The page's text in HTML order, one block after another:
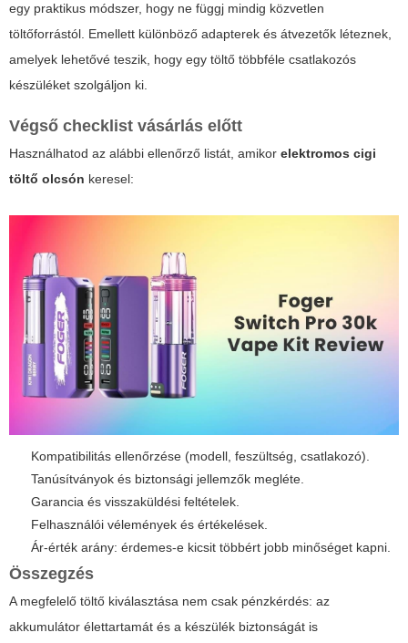
egy praktikus módszer, hogy ne függj mindig közvetlen
töltőforrástól. Emellett különböző adapterek és átvezetők léteznek,
amelyek lehetővé teszik, hogy egy töltő többféle csatlakozós
készüléket szolgáljon ki.
Végső checklist vásárlás előtt
Használhatod az alábbi ellenőrző listát, amikor elektromos cigi
töltő olcsón keresel:
Kompatibilitás ellenőrzése (modell, feszültség, csatlakozó).
Tanúsítványok és biztonsági jellemzők megléte.
Garancia és visszaküldési feltételek.
Felhasználói vélemények és értékelések.
Ár-érték arány: érdemes-e kicsit többért jobb minőséget kapni.
Összegzés
A megfelelő töltő kiválasztása nem csak pénzkérdés: az
akkumulátor élettartamát és a készülék biztonságát is